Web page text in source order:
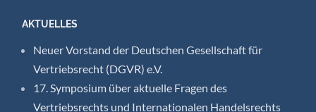
AKTUELLES
Neuer Vorstand der Deutschen Gesellschaft für
Vertriebsrecht (DGVR) e.V.
17. Symposium über aktuelle Fragen des
Vertriebsrechts und Internationalen Handelsrechts